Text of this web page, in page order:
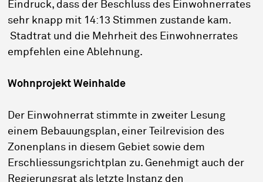
Eindruck, dass der Beschluss des Einwohnerrates
sehr knapp mit 14:13 Stimmen zustande kam.
Stadtrat und die Mehrheit des Einwohnerrates
empfehlen eine Ablehnung.
Wohnprojekt Weinhalde
Der Einwohnerrat stimmte in zweiter Lesung
einem Bebauungsplan, einer Teilrevision des
Zonenplans in diesem Gebiet sowie dem
Erschliessungsrichtplan zu. Genehmigt auch der
Regierungsrat als letzte Instanz den